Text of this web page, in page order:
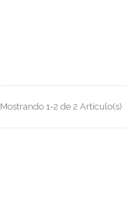
Mostrando 1-2 de 2 Artículo(s)